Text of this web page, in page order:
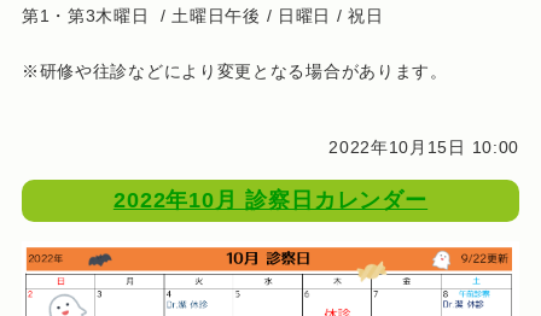
第1・第3木曜日 / 土曜日午後 / 日曜日 / 祝日
※研修や往診などにより変更となる場合があります。
2022年10月15日 10:00
2022年10月 診察日カレンダー